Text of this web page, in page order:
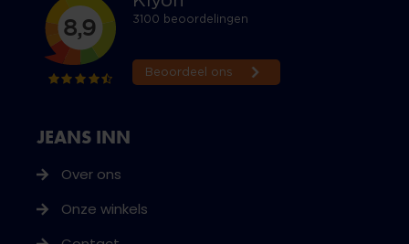
JEANS INN
Over ons
Onze winkels